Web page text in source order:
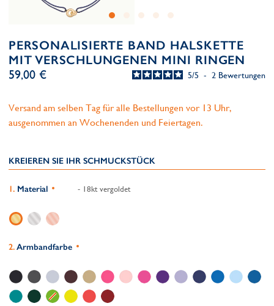
PERSONALISIERTE BAND HALSKETTE
MIT VERSCHLUNGENEN MINI RINGEN
5/5 - 2 Bewertungen
59,00 €
Versand am selben Tag für alle Bestellungen vor 13 Uhr,
ausgenommen an Wochenenden und Feiertagen.
KREIEREN SIE IHR SCHMUCKSTÜCK
Material - 18kt vergoldet
Armbandfarbe